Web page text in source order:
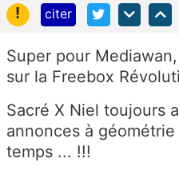
!
citer
Super pour
sur la Freebox
Sacré X Niel toujours
annonces à
temps ... !!!